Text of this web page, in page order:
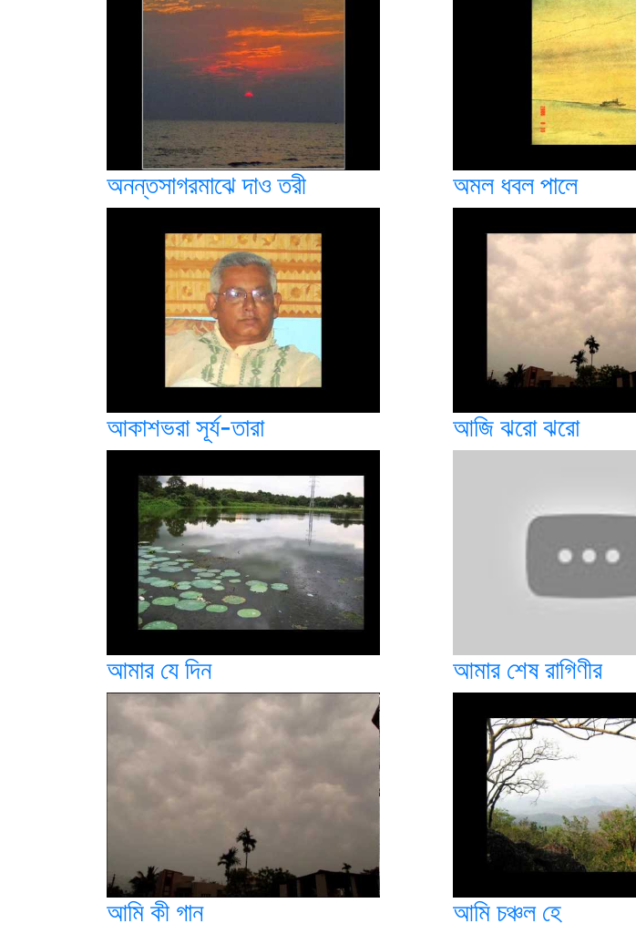
অনন্তসাগরমাঝে দাও তরী অমল ধবল পালে
আকাশভরা সূর্য-তারা আজি ঝরো ঝরো
আমার যে দিন আমার শেষ রাগিণীর
আমি কী গান আমি চঞ্চল হে